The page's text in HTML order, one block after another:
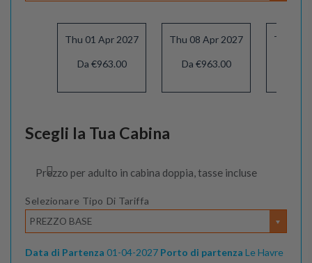
Thu 01 Apr 2027
Da €963.00
Thu 08 Apr 2027
Da €963.00
Thu 15
Scegli la Tua Cabina
Prezzo per adulto in cabina doppia, tasse incluse
Selezionare Tipo Di Tariffa
PREZZO BASE
Data di Partenza 01-04-2027 Porto di partenza Le Havre